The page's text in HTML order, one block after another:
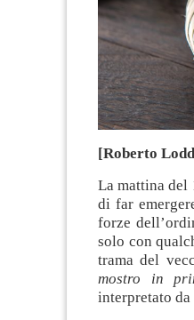
[Roberto
La mattina del
di far
forze
solo con
trama del
mostro in
interpretato